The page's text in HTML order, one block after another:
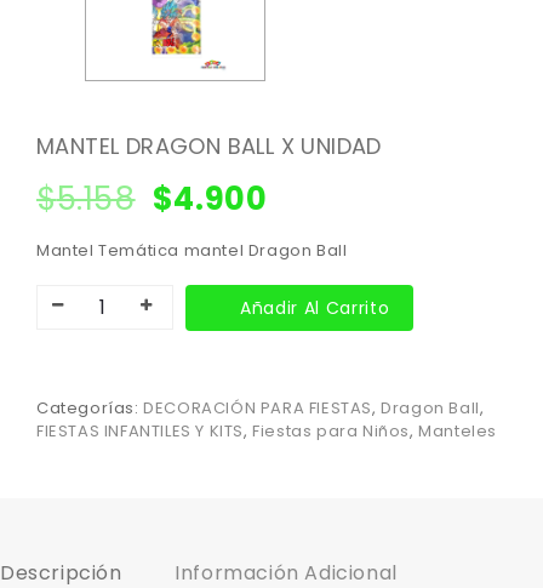
MANTEL DRAGON BALL X UNIDAD
$5.158 $4.900
Mantel Temática mantel Dragon Ball
Añadir Al Carrito
Categorías: DECORACIÓN PARA FIESTAS, Dragon Ball,
FIESTAS INFANTILES Y KITS, Fiestas para Niños, Manteles
Descripción Información Adicional